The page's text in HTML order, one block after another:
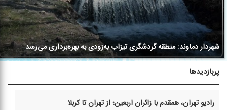
شهردار دماوند: منطقه گردشگری تیزاب به‌زودی به بهره‌برداری می‌رسد
پربازدیدها
رادیو تهران، همقدم با زائران اربعین؛ از تهران تا كربلا